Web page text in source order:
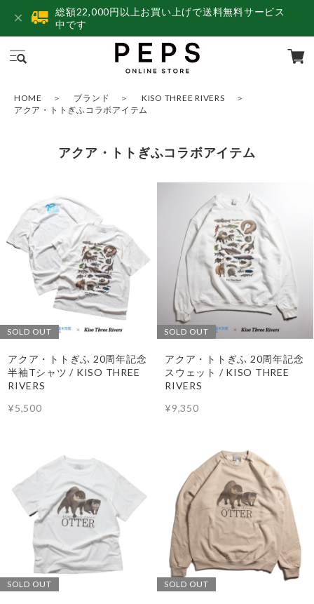
総額22,000円以上お買い上げで送料無料サービス
中です
HOME ブランド
KISO THREE RIVERS
アクア・トトぎふコラボアイテム
アクア・トトぎふコラボアイテム
SOLD OUT
アクア・トトぎふ 20周年記念
半袖Tシャツ / KISO THREE
RIVERS
¥5,500
SOLD OUT
アクア・トトぎふ 20周年記念
スウェット / KISO THREE
RIVERS
¥9,350
SOLD OUT SOLD OUT